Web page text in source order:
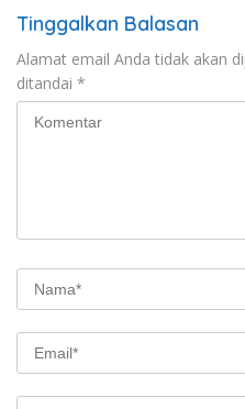
Tinggalkan Balasan
Alamat email Anda tidak akan
ditandai *